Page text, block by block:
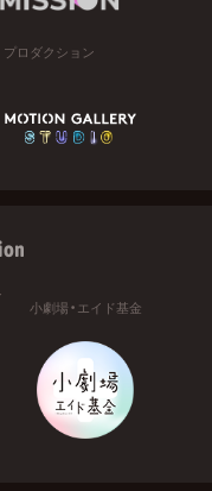
プロダクション
小劇場・エイド基金